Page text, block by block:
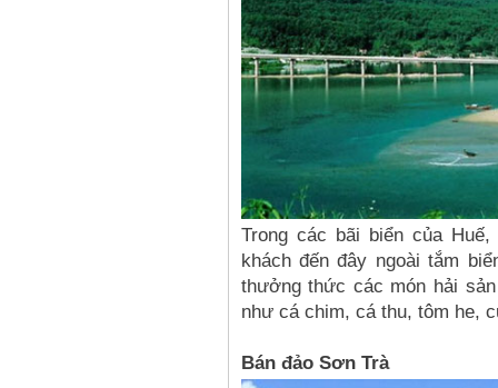
Trong các bãi biển của Huế,
khách đến đây ngoài tắm
thưởng thức các món hải
như cá chim, cá thu, tôm he,
Bán đảo Sơn Trà